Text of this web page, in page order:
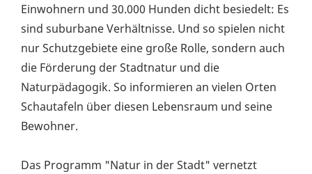
Einwohnern und 30.000 Hunden dicht besiedelt: Es
sind suburbane Verhältnisse. Und so spielen nicht
nur Schutzgebiete eine große Rolle, sondern auch
die Förderung der Stadtnatur und die
Naturpädagogik. So informieren an vielen Orten
Schautafeln über diesen Lebensraum und seine
Bewohner.
Das Programm "Natur in der Stadt" vernetzt